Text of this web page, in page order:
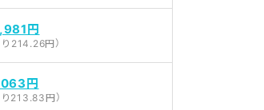
円
214.26円）
円
213.83円）